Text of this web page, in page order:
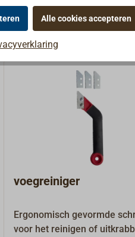
voegreiniger
Ergonomisch gevormde
voor het reinigen of
Alle cookies accepteren